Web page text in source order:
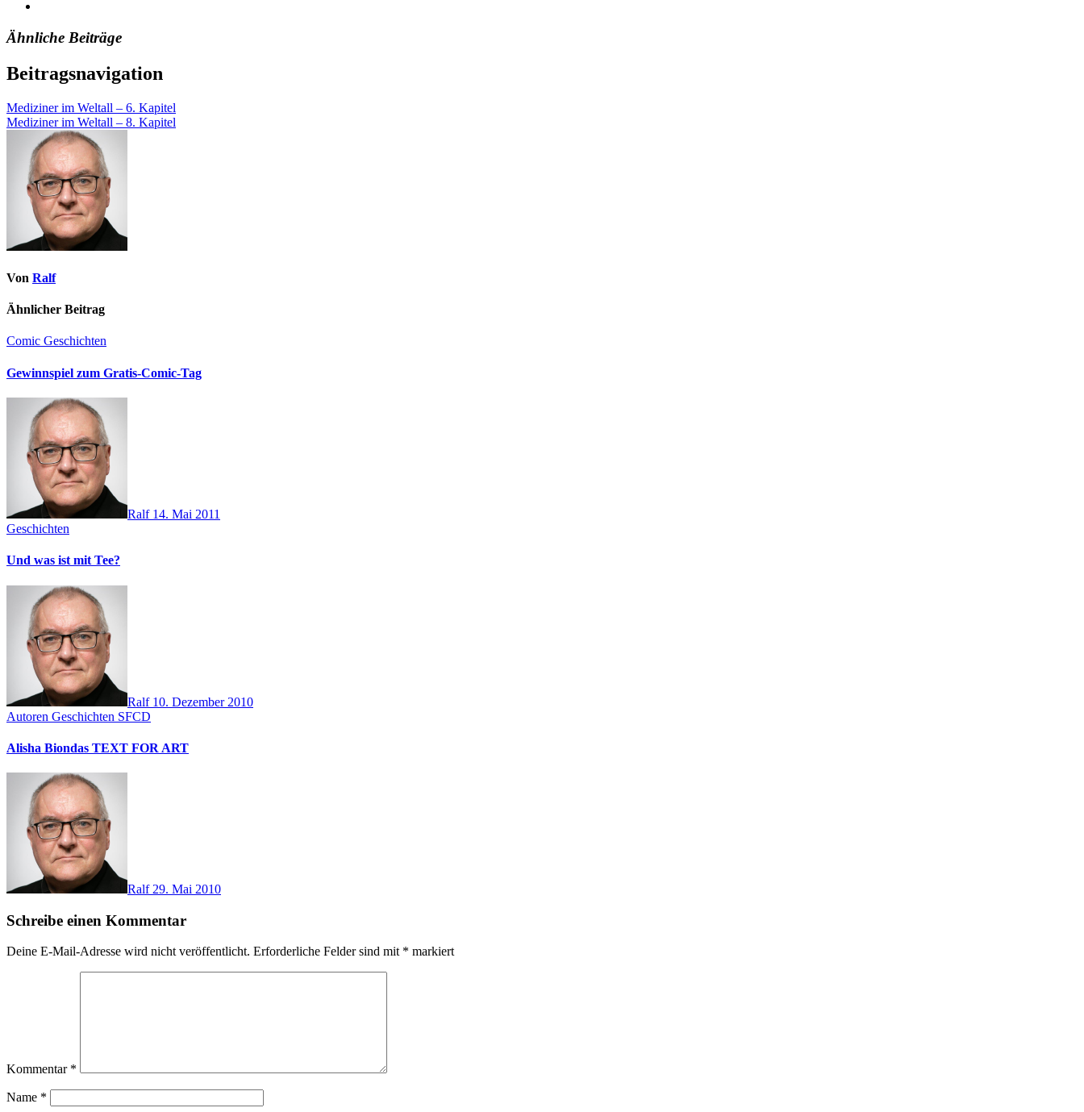
Ähnliche Beiträge
Beitragsnavigation
Mediziner im Weltall – 6. Kapitel
Mediziner im Weltall – 8. Kapitel
Von Ralf
Ähnlicher Beitrag
Comic Geschichten
Gewinnspiel zum Gratis-Comic-Tag
Ralf 14. Mai 2011
Geschichten
Und was ist mit Tee?
Ralf 10. Dezember 2010
Autoren Geschichten SFCD
Alisha Biondas TEXT FOR ART
Ralf 29. Mai 2010
Schreibe einen Kommentar
Deine E-Mail-Adresse wird nicht veröffentlicht. Erforderliche Felder sind mit * markiert
Kommentar *
Name *